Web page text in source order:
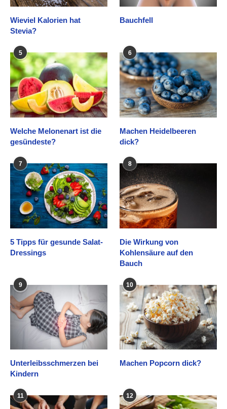
Wieviel Kalorien hat
Stevia?
Bauchfell
5
Welche Melonenart ist die
gesündeste?
6
Machen Heidelbeeren
dick?
7
5 Tipps für gesunde Salat-
Dressings
8
Die Wirkung von
Kohlensäure auf den
Bauch
9
Unterleibsschmerzen bei
Kindern
10
Machen Popcorn dick?
11 12